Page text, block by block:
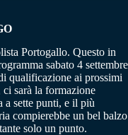
Portogallo. Questo in
sabato 4 settembre
qualificazione ai prossimi
sarà la formazione
a sette punti, e il più
compierebbe un bel balzo
solo un punto.